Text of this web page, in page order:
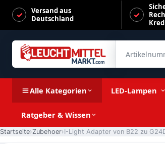
Versand aus
Deutschland
Alle Kategorien LED-Lampen
Ratgeber & Wissen
Startseite Zubehoer I-Light Adapter von B22 zu
I-Light Adapter von B22 zu G24D